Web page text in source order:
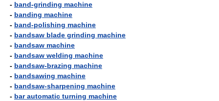
- band-grinding machine
- banding machine
- band-polishing machine
- bandsaw blade grinding machine
- bandsaw machine
- bandsaw welding machine
- bandsaw-brazing machine
- bandsawing machine
- bandsaw-sharpening machine
- bar automatic turning machine